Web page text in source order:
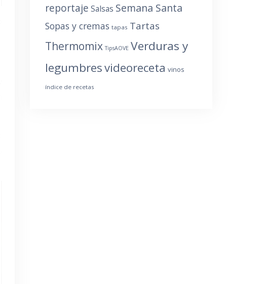
reportaje Salsas Semana Santa
Sopas y cremas tapas Tartas
Thermomix TipsAOVE Verduras y
legumbresvideoreceta vinos
índice de recetas